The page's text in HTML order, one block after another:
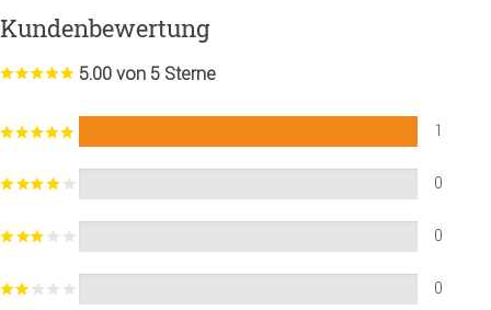
Kundenbewertung
5.00 von 5 Sterne
1
0
0
0